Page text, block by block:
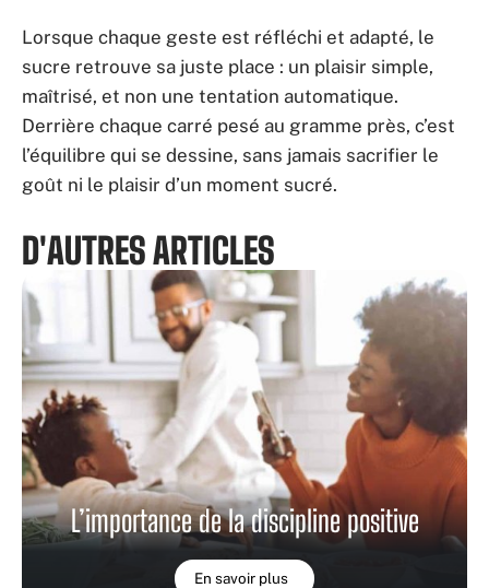
Lorsque chaque geste est réfléchi et adapté, le
sucre retrouve sa juste place : un plaisir simple,
maîtrisé, et non une tentation automatique.
Derrière chaque carré pesé au gramme près, c’est
l’équilibre qui se dessine, sans jamais sacrifier le
goût ni le plaisir d’un moment sucré.
D'AUTRES ARTICLES
L’importance de la discipline positive
En savoir plus